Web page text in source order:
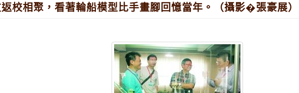
校相聚，看著輪船模型比手畫腳回憶當年。（攝影�張豪展）